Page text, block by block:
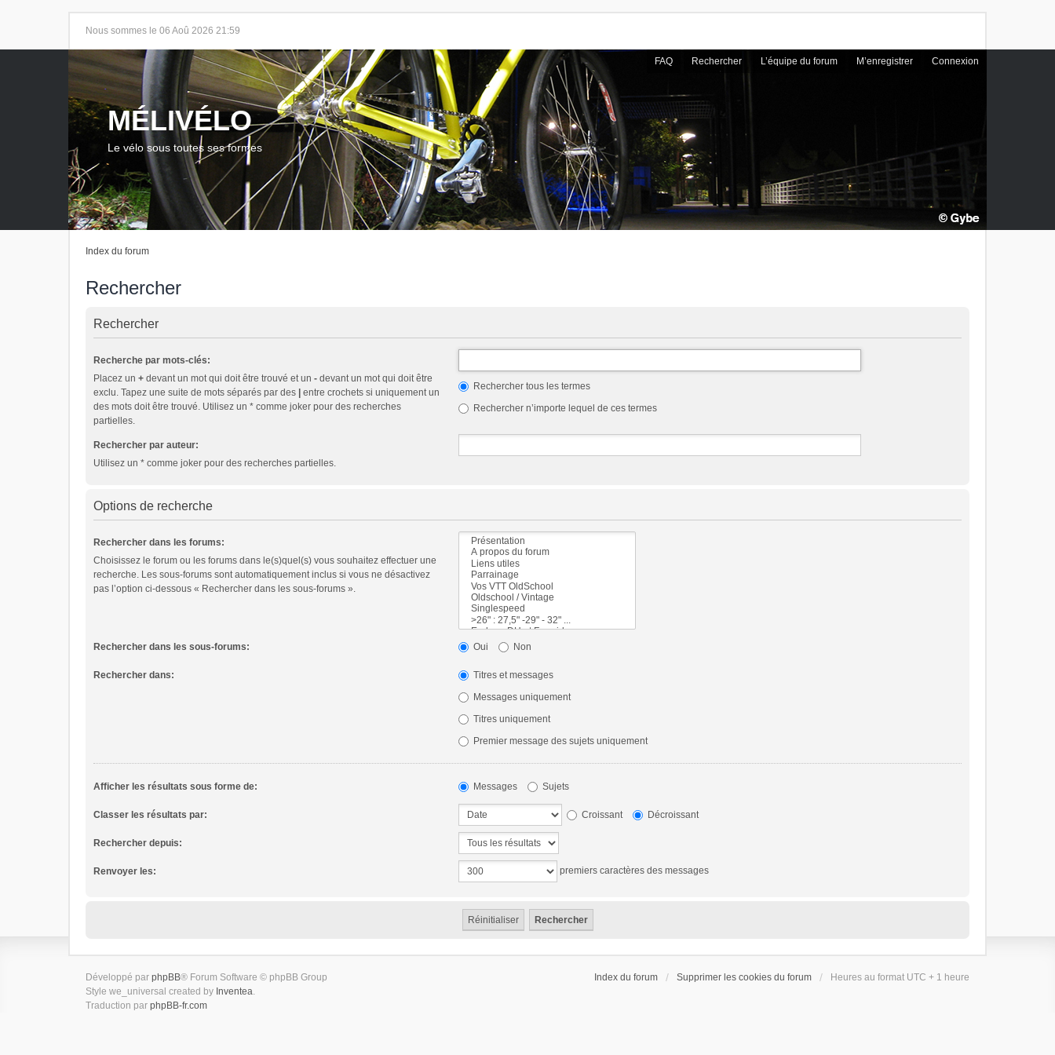
Nous sommes le 06 Aoû 2026 21:59
FAQ Rechercher L’équipe du forum M’enregistrer Connexion
MÉLIVÉLO
Le vélo sous toutes ses formes
Index du forum
Rechercher
Rechercher
Recherche par mots-clés:
Placez un + devant un mot qui doit être trouvé et un - devant un mot qui doit être
exclu. Tapez une suite de mots séparés par des
entre crochets si uniquement un
des mots doit être trouvé. Utilisez un * comme joker pour des recherches
partielles.
Rechercher tous les termes
Rechercher n’importe lequel de ces termes
Rechercher par auteur:
Utilisez un * comme joker pour des recherches partielles.
Options de recherche
Rechercher dans les forums:
Choisissez le forum ou les forums dans le(s)quel(s) vous souhaitez effectuer une
recherche. Les sous-forums sont automatiquement inclus si vous ne désactivez
pas l’option ci-dessous « Rechercher dans les sous-forums ».
Rechercher dans les sous-forums: Oui Non
Rechercher dans:
Titres et messages
Messages uniquement
Titres uniquement
Premier message des sujets uniquement
Afficher les résultats sous forme de: Messages Sujets
Classer les résultats par: Croissant Décroissant
Rechercher depuis:
Renvoyer les: premiers caractères des messages
Index du forum Supprimer les cookies du forum Heures au format UTC + 1 heure
Développé par phpBB® Forum Software © phpBB Group
Style we_universal created by Inventea.
Traduction par phpBB-fr.com